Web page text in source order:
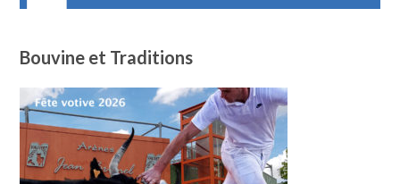
Bouvine et Traditions